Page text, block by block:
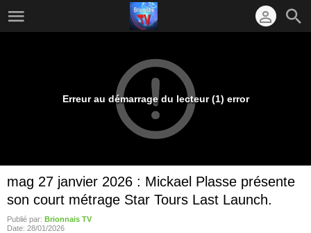
Erreur au démarrage du lecteur (1) error
mag 27 janvier 2026 : Mickael Plasse présente
son court métrage Star Tours Last Launch.
Publié par: Brionnais TV
Date: 28/01/2026